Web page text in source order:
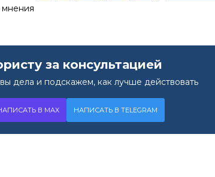
за консультацией
дела и подскажем, как лучше действовать
В MAX НАПИСАТЬ В TELEGRAM